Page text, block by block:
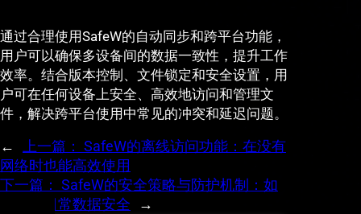
通过合理使用SafeW的自动同步和跨平台功能，
用户可以确保多设备间的数据一致性，提升工作
效率。结合版本控制、文件锁定和安全设置，用
户可在任何设备上安全、高效地访问和管理文
件，解决跨平台使用中常见的冲突和延迟问题。
← 上一篇： SafeW的离线访问功能：在没有
网络时也能高效使用
下一篇： SafeW的安全策略与防护机制：如
何保障日常数据安全
→